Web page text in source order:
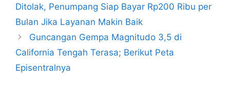
Ditolak, Penumpang Siap Bayar Rp200 Ribu per
Bulan Jika Layanan Makin Baik
Guncangan Gempa Magnitudo 3,5 di
California Tengah Terasa; Berikut Peta
Episentralnya